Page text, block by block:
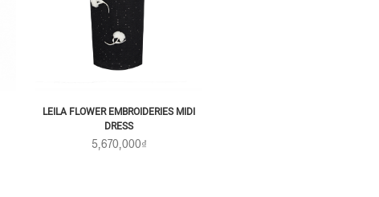
LEILA FLOWER EMBROIDERIES MIDI
DRESS
5,670,000₫